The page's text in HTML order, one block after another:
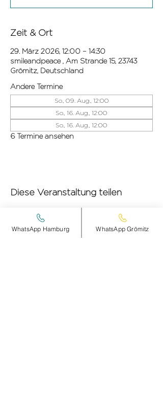
Zeit & Ort
29. März 2026, 12:00 – 14:30
smileandpeace , Am Strande 15, 23743
Grömitz, Deutschland
Andere Termine
So., 09. Aug., 12:00
So., 16. Aug., 12:00
So., 16. Aug., 12:00
6 Termine ansehen
Diese Veranstaltung teilen
WhatsApp Hamburg WhatsApp Grömitz